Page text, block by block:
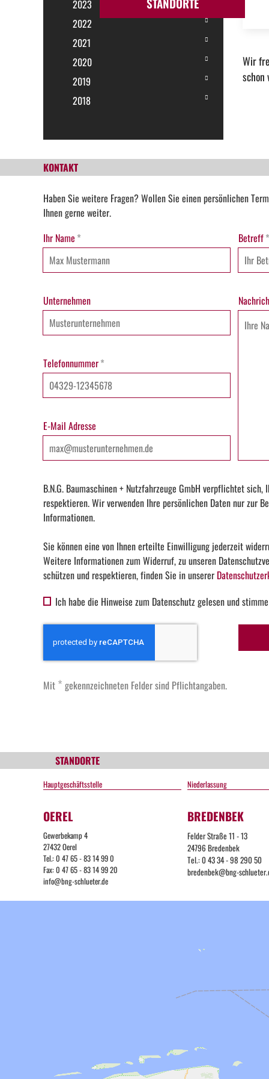
2023
2022
2021
2020
2019
2018
Wir
schon
KONTAKT
Haben Sie weitere Fragen? Wollen Sie einen persönlichen
Ihnen gerne weiter.
Ihr Name *
Unternehmen
Telefonnummer*
E-Mail Adresse
Betreff*
B.N.G. Baumaschinen + Nutzfahrzeuge GmbH verpflichtet
respektieren. Wir verwenden Ihre persönlichen Daten nur zur
Informationen.
Sie können eine von Ihnen erteilte Einwilligung jederzeit
Weitere Informationen zum Widerruf, zu unseren
schützen und respektieren, finden Sie in unserer
Ich habe die Hinweise zum Datenschutz gelesen und
Mit * gekennzeichneten Felder sind Pflichtangaben.
STANDORTE
Hauptgeschäftsstelle
OEREL
Gewerbekamp 4
27432 Oerel
Tel.: 0 47 65 - 83 14 99 0
Fax: 0 47 65 - 83 14 99 20
info@bng-schlueter.de
Niederlassung
BREDENBEK
Felder Straße 11 - 13
24796 Bredenbek
Tel.: 0 43 34 - 98 290 50
bredenbek@bng-